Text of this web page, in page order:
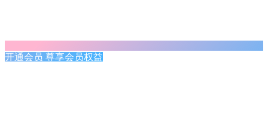
开通会员 尊享会员权益